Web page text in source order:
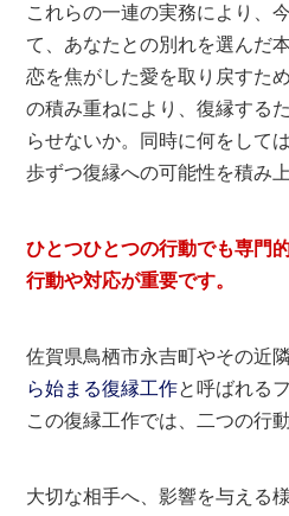
これらの一連の実務により、
て、あなたとの別れを選んだ
恋を焦がした愛を取り戻すた
の積み重ねにより、復縁する
らせないか。同時に何をして
歩ずつ復縁への可能性を積み
ひとつひとつの行動でも専門
行動や対応が重要です。
佐賀県鳥栖市永吉町やその近
ら始まる復縁工作と呼ばれる
この復縁工作では、二つの行
大切な相手へ、影響を与える